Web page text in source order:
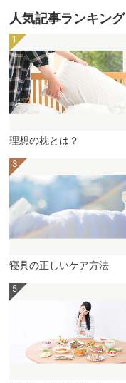
人気記事ランキング
理想の枕とは？
寝具の正しいケア方法